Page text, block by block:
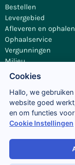
Bestellen
Levergebied
Afleveren en ophalen
Ophaalservice
Vergunningen
Milieu
Contact
Cookies
Hallo, we
website goed
en om functies
Cookie Instellingen